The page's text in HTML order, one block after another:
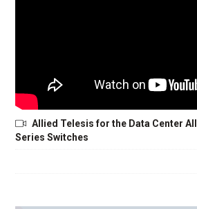
Allied Telesis for the Data Center
Series Switches